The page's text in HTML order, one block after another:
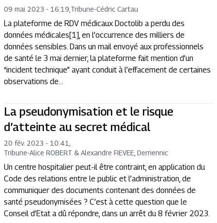
09 mai 2023 - 16:19 Tribune-Cédric Cartau
La plateforme de RDV médicaux Doctolib a perdu des
données médicales[1], en l’occurrence des milliers de
données sensibles. Dans un mail envoyé aux professionnels
de santé le 3 mai dernier, la plateforme fait mention d’un
“incident technique” ayant conduit à l’effacement de certaines
observations de...
La pseudonymisation et le risque
d’atteinte au secret médical
20 fév. 2023 - 10:41
Tribune-Alice ROBERT & Alexandre FIEVEE, Derriennic
Un centre hospitalier peut-il être contraint, en application du
Code des relations entre le public et l’administration, de
communiquer des documents contenant des données de
santé pseudonymisées ? C’est à cette question que le
Conseil d’Etat a dû répondre, dans un arrêt du 8 février 2023.